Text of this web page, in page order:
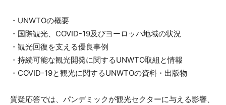
・UNWTOの概要
・国際観光、COVID-19及びヨーロッパ地域の状況
・観光回復を支える優良事例
・持続可能な観光開発に関するUNWTO取組と情報
・COVID-19と観光に関するUNWTOの資料・出版物
質疑応答では、パンデミックが観光セクターに与える影響、